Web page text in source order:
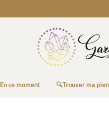
En ce moment 🔍Trouver ma